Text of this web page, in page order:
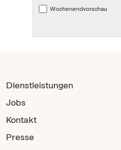
Wochenendvorschau
Dienstleistungen
Jobs
Kontakt
Presse